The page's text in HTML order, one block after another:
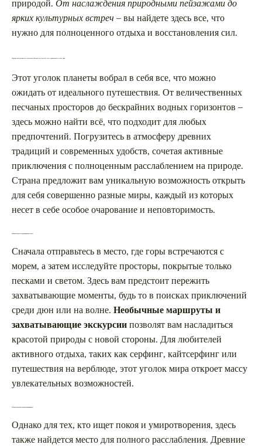
природой. От наслаждения природными пейзажами до
ярких культурных встреч – вы найдете здесь все, что
нужно для полноценного отдыха и восстановления сил.
Марокко как насладиться отдыхом на побережье и в пустыне этого удивительного уголка мира
Этот уголок планеты вобрал в себя все, что можно
ожидать от идеального путешествия. От величественных
песчаных просторов до бескрайних водных горизонтов –
здесь можно найти всё, что подходит для любых
предпочтений. Погрузитесь в атмосферу древних
традиций и современных удобств, сочетая активные
приключения с полноценным расслаблением на природе.
Страна предложит вам уникальную возможность открыть
для себя совершенно разные миры, каждый из которых
несет в себе особое очарование и неповторимость.
Активный отдых в сердце природных чудес
Сначала отправьтесь в место, где горы встречаются с
морем, а затем исследуйте просторы, покрытые только
песками и светом. Здесь вам предстоит пережить
захватывающие моменты, будь то в поисках приключений
среди дюн или на волне. Необычные маршруты и
захватывающие экскурсиипозволят вам насладиться
красотой природы с новой стороны. Для любителей
активного отдыха, таких как серфинг, кайтсерфинг или
путешествия на верблюде, этот уголок мира откроет массу
увлекательных возможностей.
Моменты тишины среди величия природы
Однако для тех, кто ищет покоя и умиротворения, здесь
также найдется место для полного расслабления. Древние